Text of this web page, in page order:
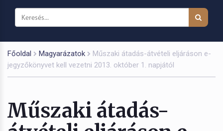
Főoldal Magyarázatok
Műszaki átadás-átvételi eljáráson e-
jegyzőkönyvet kell vezetni 2013. október 1. napjától
Műszaki átadás-